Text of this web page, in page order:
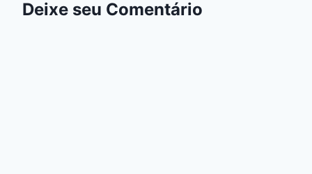
Deixe seu Comentário